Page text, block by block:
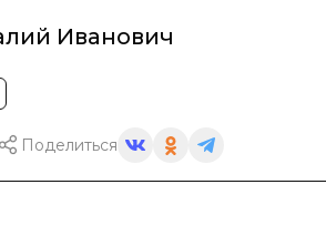
Иванович
Поделиться